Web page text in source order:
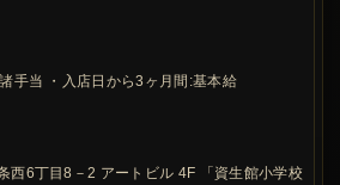
手当 ・入店日から3ヶ月間:基本給
西6丁目8－2 アートビル 4F 「資生館小学校